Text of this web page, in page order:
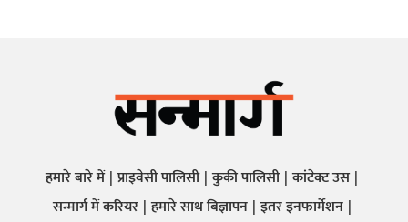
हमारे बारे में प्राइवेसी पालिसी कुकी पालिसी कांटेक्ट उस
सन्मार्ग में करियर हमारे साथ बिज्ञापन इतर इनफार्मेशन